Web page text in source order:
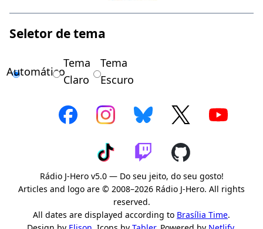
Seletor de tema
Automático
Tema
Claro
Tema
Escuro
Rádio J-Hero v5.0 — Do seu jeito, do seu gosto!
Articles and logo are © 2008–2026 Rádio J-Hero. All rights
reserved.
All dates are displayed according to Brasília Time.